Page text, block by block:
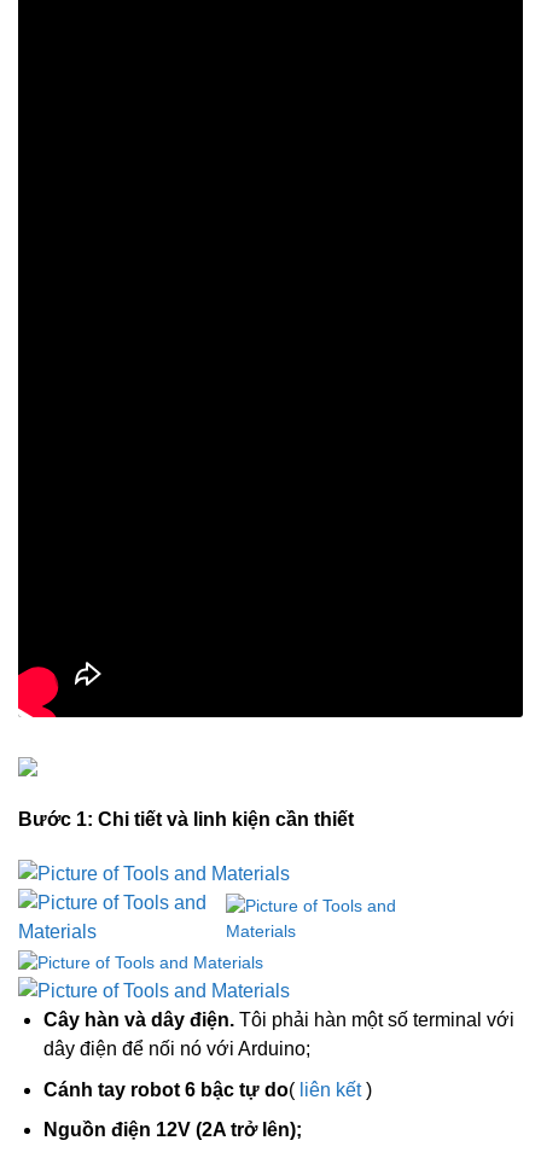
Bước 1: Chi tiết và linh kiện cần thiết
Cây hàn và dây điện. Tôi phải hàn một số terminal với
dây điện để nối nó với Arduino;
Cánh tay robot 6 bậc tự do( liên kết)
Nguồn điện 12V (2A trở lên);